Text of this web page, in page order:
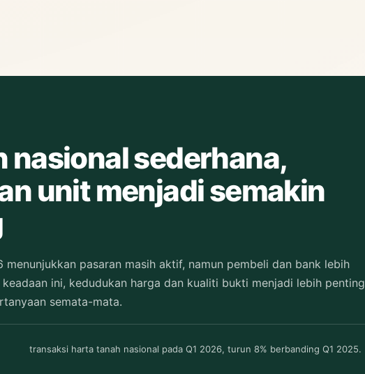
nasional sederhana,
unit menjadi semakin
menunjukkan pasaran masih aktif, namun pembeli dan bank lebih
ini, kedudukan harga dan kualiti bukti menjadi lebih penting
semata-mata.
transaksi harta tanah nasional pada Q1 2026, turun 8% berbanding Q1 2025.